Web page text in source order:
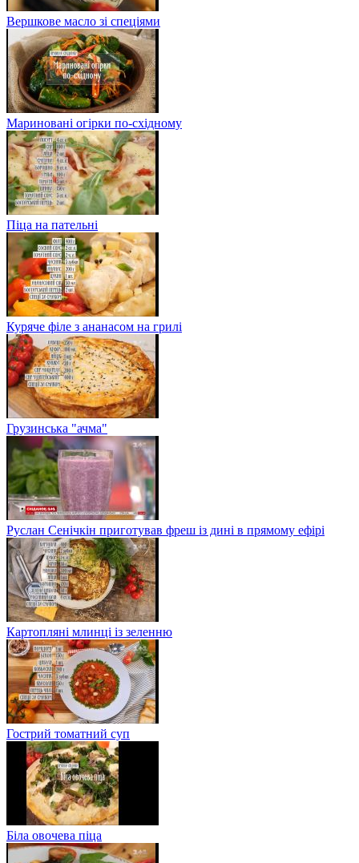
Вершкове масло зі спеціями
Мариновані огірки по-східному
Піца на пательні
Куряче філе з ананасом на грилі
Грузинська "ачма"
Руслан Сенічкін приготував фреш із дині в прямому ефірі
Картопляні млинці із зеленню
Гострий томатний суп
Біла овочева піца